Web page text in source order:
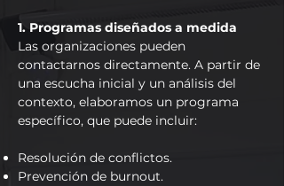
1. Programas diseñados a medida
Las organizaciones pueden
contactarnos directamente. A partir de
una escucha inicial y un análisis del
contexto, elaboramos un programa
específico, que puede incluir:
Resolución de conflictos.
Prevención de burnout.